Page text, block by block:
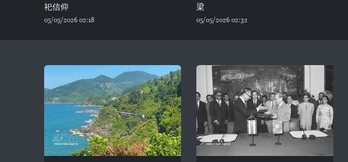
祀信仰
05/05/2026 02:18
梁
05/05/2026 02:32